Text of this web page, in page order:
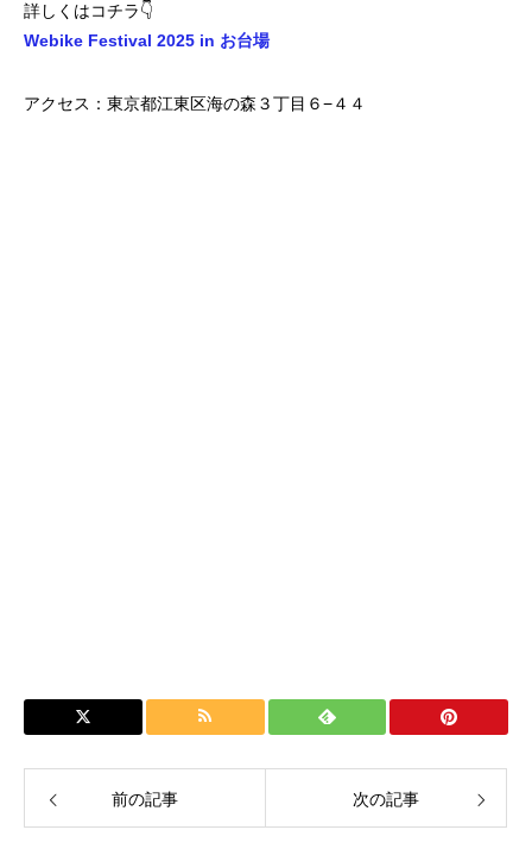
詳しくはコチラ👇
Webike Festival 2025 in お台場
アクセス：東京都江東区海の森３丁目６−４４
前の記事 次の記事